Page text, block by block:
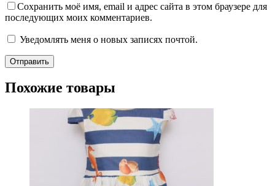
Сохранить моё имя, email и адрес сайта в этом браузере для
последующих моих комментариев.
Уведомлять меня о новых записях почтой.
Похожие товары